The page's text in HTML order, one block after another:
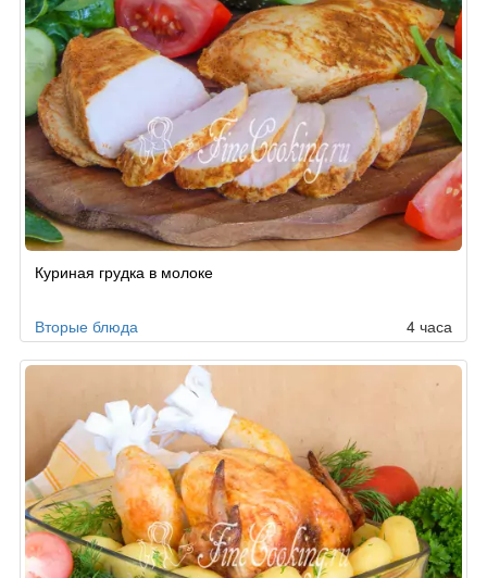
Куриная грудка в молоке
Вторые блюда 4 часа